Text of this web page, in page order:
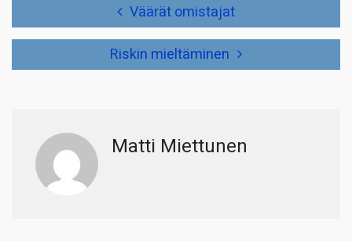
Väärät omistajat
Riskin mieltäminen
Matti Miettunen